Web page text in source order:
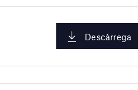
Descàrrega